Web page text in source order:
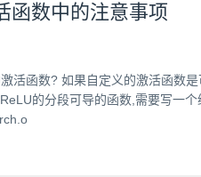
函数中的注意事项
活函数? 如果自定义的激活函数
的分段可导的函数,需要写一